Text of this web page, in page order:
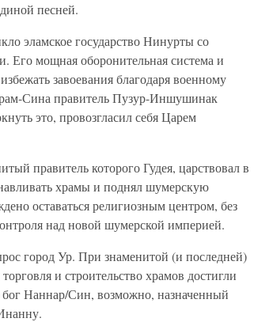
песней.
эламское государство Нинурты со
Его мощная оборонительная система и
завоевания благодаря военному
Сина правитель Пузур-Иншушинак
это, провозгласил себя Царем
правитель которого Гудея, царствовал в
храмы и поднял шумерскую
оставаться религиозным центром, без
над новой шумерской империей.
город Ур. При знаменитой (и последней)
и строительство храмов достигли
Наннар/Син, возможно, назначенный